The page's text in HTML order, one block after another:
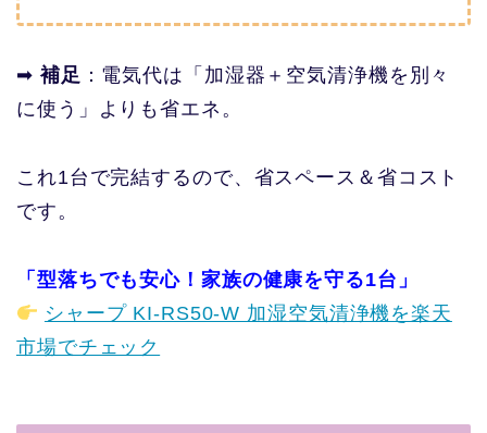
➡ 補足 ：電気代は「加湿器＋空気清浄機を別々
に使う」よりも省エネ。
これ1台で完結するので、省スペース＆省コスト
です。
「型落ちでも安心！家族の健康を守る1台」
シャープ KI-RS50-W 加湿空気清浄機を楽天
市場でチェック